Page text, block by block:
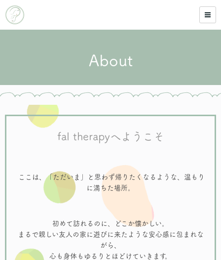
About
fal therapyへようこそ
ここは、「ただいま」と思わず帰りたくなるような、温もり
に満ちた場所。
初めて訪れるのに、どこか懐かしい。
まるで親しい友人の家に遊びに来たような安心感に包まれな
がら、
心も身体もゆるりとほどけていきます。